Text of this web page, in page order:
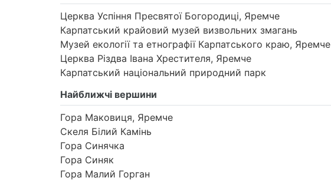
Церква Успіння Пресвятої Богородиці, Яремче
Карпатський крайовий музей визвольних змагань
Музей екології та етнографії Карпатського краю, Яремче
Церква Різдва Івана Хрестителя, Яремче
Карпатський національний природний парк
Найближчі вершини
Гора Маковиця, Яремче
Скеля Білий Камінь
Гора Синячка
Гора Синяк
Гора Малий Горган